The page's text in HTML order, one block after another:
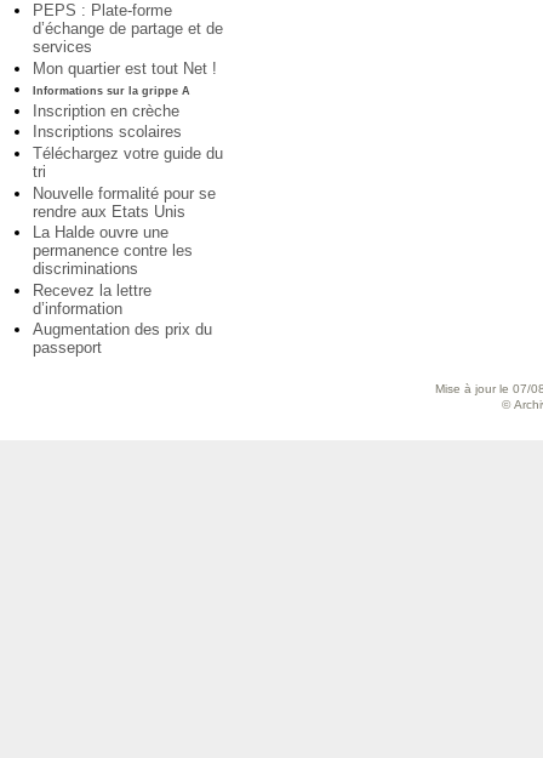
PEPS : Plate-forme
d’échange de partage et de
services
Mon quartier est tout Net !
Informations sur la grippe A
Inscription en crèche
Inscriptions scolaires
Téléchargez votre guide du
tri
Nouvelle formalité pour se
rendre aux Etats Unis
La Halde ouvre une
permanence contre les
discriminations
Recevez la lettre
d’information
Augmentation des prix du
passeport
Mise à jour le 07/
©